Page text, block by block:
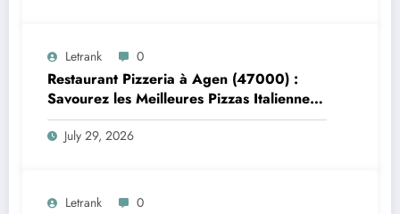
Letrank 0
Restaurant Pizzeria à Agen (47000) :
Savourez les Meilleures Pizzas Italiennes
chez Trattoria Pasta Pizza Brax
July 29, 2026
Letrank 0